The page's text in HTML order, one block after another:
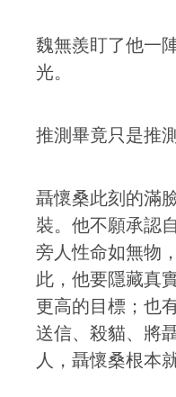
魏無羨盯了他一
光。
推測畢竟只是推
聶懷桑此刻的滿
裝。他不願承認
旁人性命如無物
此，他要隱藏真
更高的目標；也
送信、殺貓、將
人，聶懷桑根本